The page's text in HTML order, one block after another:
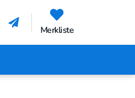
Merkliste